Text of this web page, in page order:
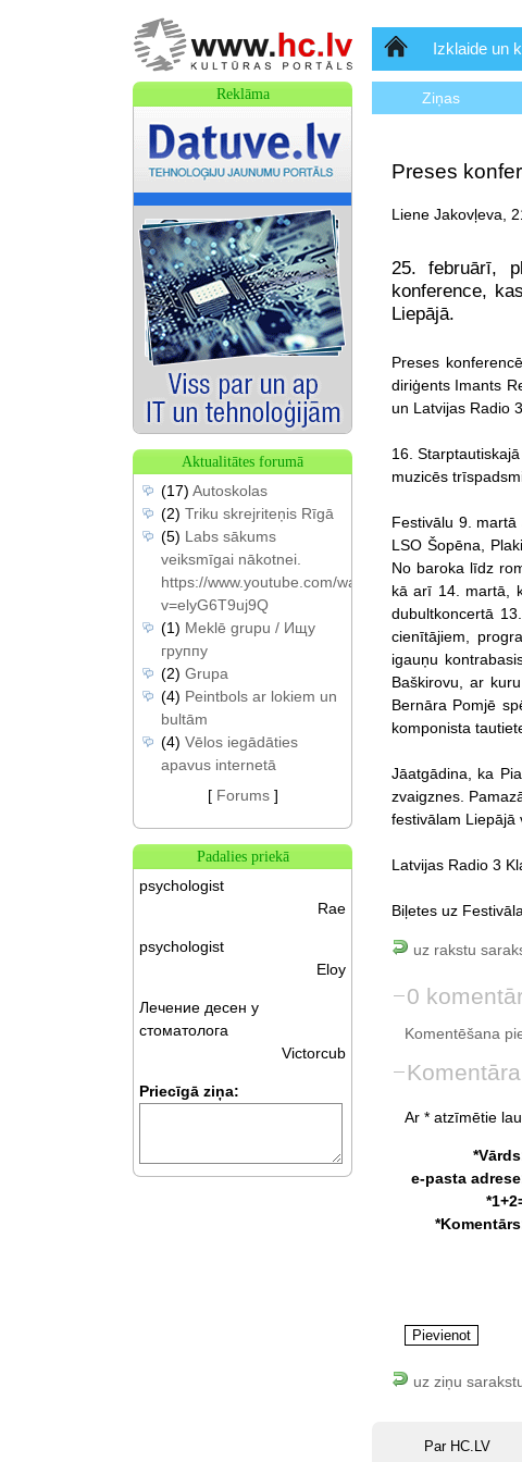
SākumlapaIzklaide un
Ziņas
Preses
Liene Jakovļeva,
25. februārī,
konference,
Liepājā.
Preses
diriģents Imants
un Latvijas Radio
16.
muzicēs
Festivālu 9.
LSO Šopēna,
No baroka līdz
kā arī 14. martā,
dubultkoncertā
cienītājiem,
igauņu
Baškirovu, ar
Bernāra Pomjē
komponista
Jāatgādina, ka
zvaigznes.
festivālam Liepājā
Latvijas Radio 3
Biļetes uz
uz rakstu
0
Komentēšana
Ar * atzīmētie
e-pasta
uz ziņu
Par HC.LV
Reklāma
Aktualitātes forumā
(17) Autoskolas
(2) Triku skrejriteņis Rīgā
(5) Labs sākums
veiksmīgai nākotnei.
https://www.youtube.com/watch?
v=elyG6T9uj9Q
(1) Meklē grupu / Ищу
группу
(2) Grupa
(4) Peintbols ar lokiem un
bultām
(4) Vēlos iegādāties
apavus internetā
[ Forums]
Padalies priekā
psychologist
Rae
psychologist
Eloy
Лечение десен у
стоматолога
Victorcub
Priecīgā ziņa: